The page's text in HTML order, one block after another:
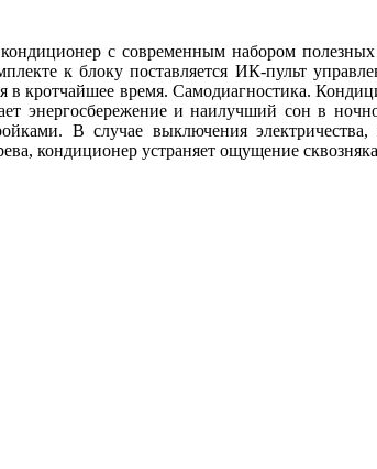
с современным набором
к блоку поставляется ИК-пульт
кротчайшее время. Самодиагностика.
энергосбережение и наилучший сон в
В случае выключения
кондиционер устраняет ощущение